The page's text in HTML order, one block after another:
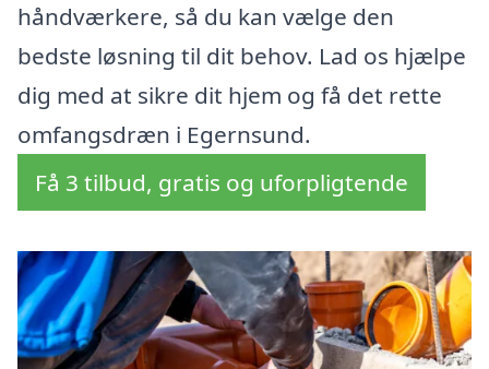
håndværkere, så du kan vælge den
bedste løsning til dit behov. Lad os hjælpe
dig med at sikre dit hjem og få det rette
omfangsdræn i Egernsund.
Få 3 tilbud, gratis og uforpligtende